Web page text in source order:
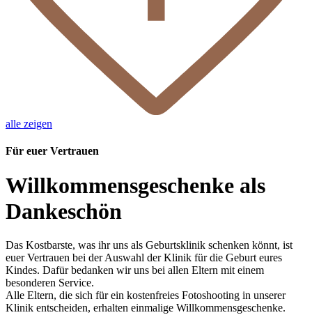
alle zeigen
Für euer Vertrauen
Willkommensgeschenke als
Dankeschön
Das Kostbarste, was ihr uns als Geburtsklinik schenken könnt, ist
euer Vertrauen bei der Auswahl der Klinik für die Geburt eures
Kindes. Dafür bedanken wir uns bei allen Eltern mit einem
besonderen Service.
Alle Eltern, die sich für ein kostenfreies Fotoshooting in unserer
Klinik entscheiden, erhalten einmalige Willkommensgeschenke.